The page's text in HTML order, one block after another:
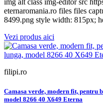
img alt class img-editor src
eternaromania.ro files files
8499.png style width: 815px;
Vezi produs aici
filipi.ro
Camasa verde, modern fit, pentru
model 8266 40 X649 Eterna